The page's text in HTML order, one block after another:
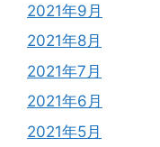
2021年9月
2021年8月
2021年7月
2021年6月
2021年5月